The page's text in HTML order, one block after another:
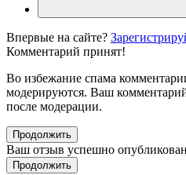
Впервые на сайте?
Комментарий принят!
Во избежание спама
модерируются. Ваш
после модерации.
Продолжить
Ваш отзыв успешно
Продолжить